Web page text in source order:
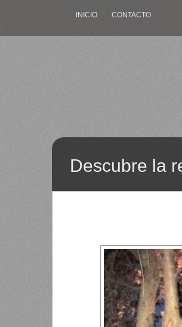
INICIO CONTACTO
Descubre la